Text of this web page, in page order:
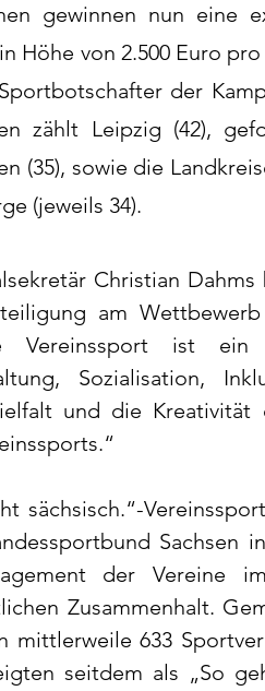
gewinnen nun eine
Höhe von 2.500 Euro
der
zählt Leipzig (42),
(35), sowie die
(jeweils 34).
Christian
am
Vereinssport ist
Sozialisation,
und die Kreativität
sächsisch.“-
Sachsen
der Vereine
Zusammenhalt.
mittlerweile 633
seitdem als „So